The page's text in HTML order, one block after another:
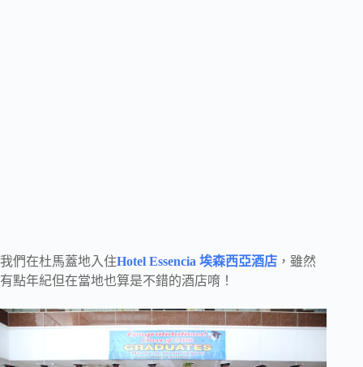
我們在杜馬蓋地入住Hotel Essencia 埃森西亞酒店 ，雖然
有點年紀但在當地也算是不錯的酒店唷！